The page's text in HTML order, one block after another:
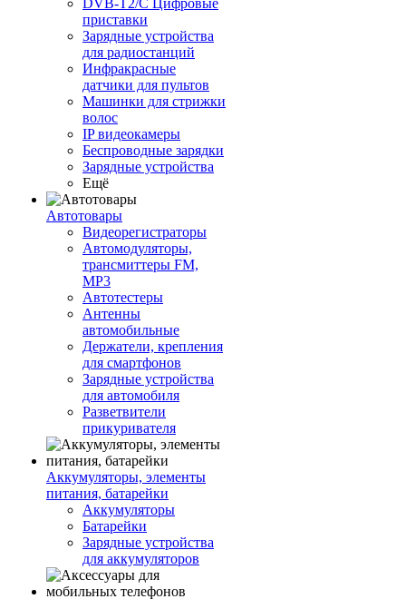
DVB-T2/C Цифровые
приставки
Зарядные устройства
для радиостанций
Инфракрасные
датчики для пультов
Машинки для стрижки
волос
IP видеокамеры
Беспроводные зарядки
Зарядные устройства
Ещё
Автотовары
Видеорегистраторы
Автомодуляторы,
трансмиттеры FM,
MP3
Автотестеры
Антенны
автомобильные
Держатели, крепления
для смартфонов
Зарядные устройства
для автомобиля
Разветвители
прикуривателя
Аккумуляторы, элементы
питания, батарейки
Аккумуляторы
Батарейки
Зарядные устройства
для аккумуляторов